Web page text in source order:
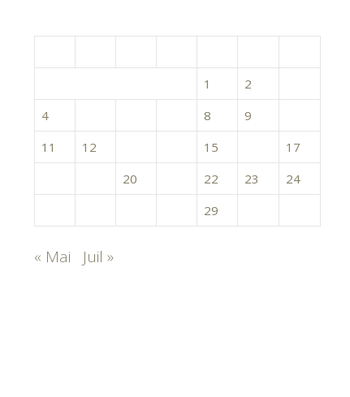
1
2
4
8 9
11
12 15
17
20 22 23
24
29
« Mai Juil »